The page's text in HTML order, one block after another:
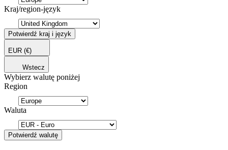
Kraj/region-język
Potwierdź kraj i język
EUR (€)
Wstecz
Wybierz walutę poniżej
Region
Waluta
Potwierdź walutę